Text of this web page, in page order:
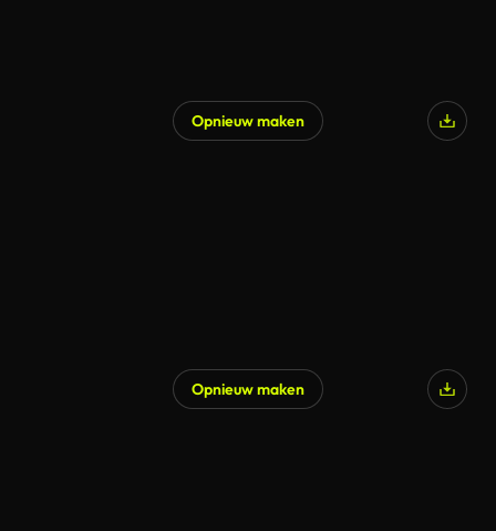
Opnieuw maken
Opnieuw maken